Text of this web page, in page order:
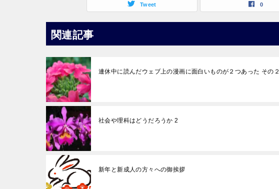
Tweet 0
関連記事
連休中に読んだウェブ上の漫画に面白いものが２つあった その２
社会や理科はどうだろうか 2
新年と新成人の方々への御挨拶